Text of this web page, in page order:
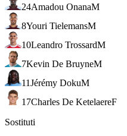
24Amadou OnanaM
8Youri TielemansM
10Leandro TrossardM
7Kevin De BruyneM
11Jérémy DokuM
17Charles De KetelaereF
Sostituti